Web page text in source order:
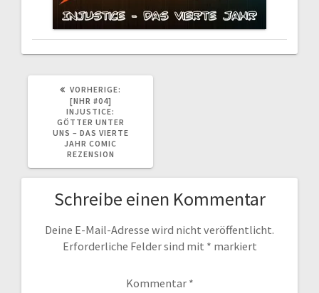
VORHERIGE:
[NHR #04]
INJUSTICE:
GÖTTER UNTER
UNS – DAS VIERTE
JAHR COMIC
REZENSION
Schreibe einen Kommentar
Deine E-Mail-Adresse wird nicht veröffentlicht.
Erforderliche Felder sind mit * markiert
Kommentar *